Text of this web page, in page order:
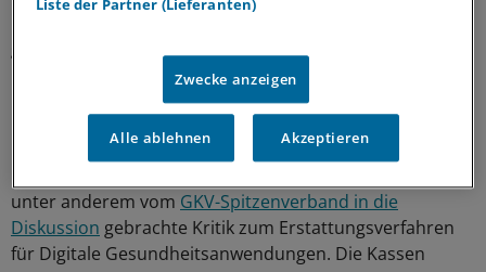
Spahn zur DiGA-Kritik
Im Rahmen der Pressekonferenz zum
unter anderem vom GKV-Spitzenverband in die
Diskussion gebrachte Kritik zum Erstattungsverfahren
für Digitale Gesundheitsanwendungen. Die Kassen
Liste der Partner (Lieferanten)
Zwecke anzeigen
Alle ablehnen Akzeptieren